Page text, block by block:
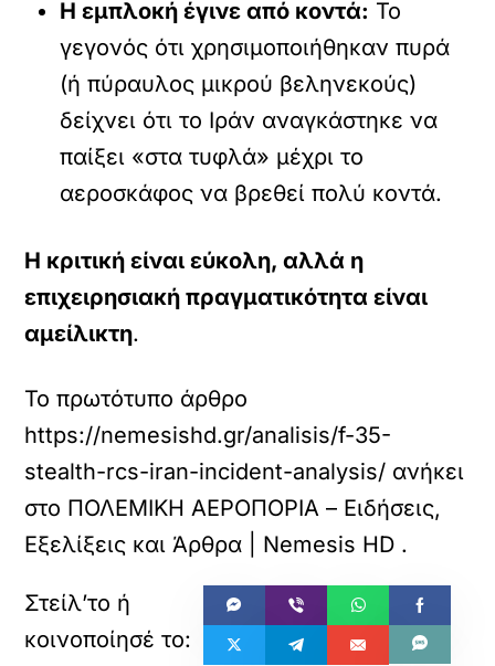
Η εμπλοκή έγινε από κοντά: Το
γεγονός ότι χρησιμοποιήθηκαν πυρά
(ή πύραυλος μικρού βεληνεκούς)
δείχνει ότι το Ιράν αναγκάστηκε να
παίξει «στα τυφλά» μέχρι το
αεροσκάφος να βρεθεί πολύ κοντά.
Η κριτική είναι εύκολη, αλλά η
επιχειρησιακή πραγματικότητα είναι
αμείλικτη.
Το πρωτότυπο άρθρο
https://nemesishd.gr/analisis/f-35-
stealth-rcs-iran-incident-analysis/ ανήκει
στο ΠΟΛΕΜΙΚΗ ΑΕΡΟΠΟΡΙΑ – Ειδήσεις,
Εξελίξεις και Άρθρα | Nemesis HD .